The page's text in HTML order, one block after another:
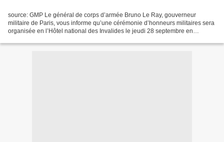
source: GMP Le général de corps d’armée Bruno Le Ray, gouverneur
militaire de Paris, vous informe qu’une cérémonie d’honneurs militaires sera
organisée en l’Hôtel national des Invalides le jeudi 28 septembre en